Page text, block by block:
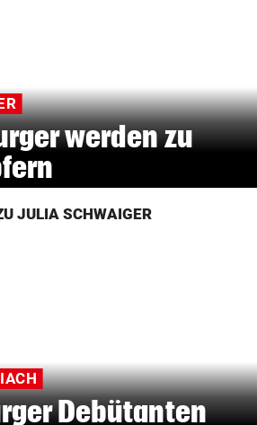
werden zu
JULIA SCHWAIGER
Debütanten